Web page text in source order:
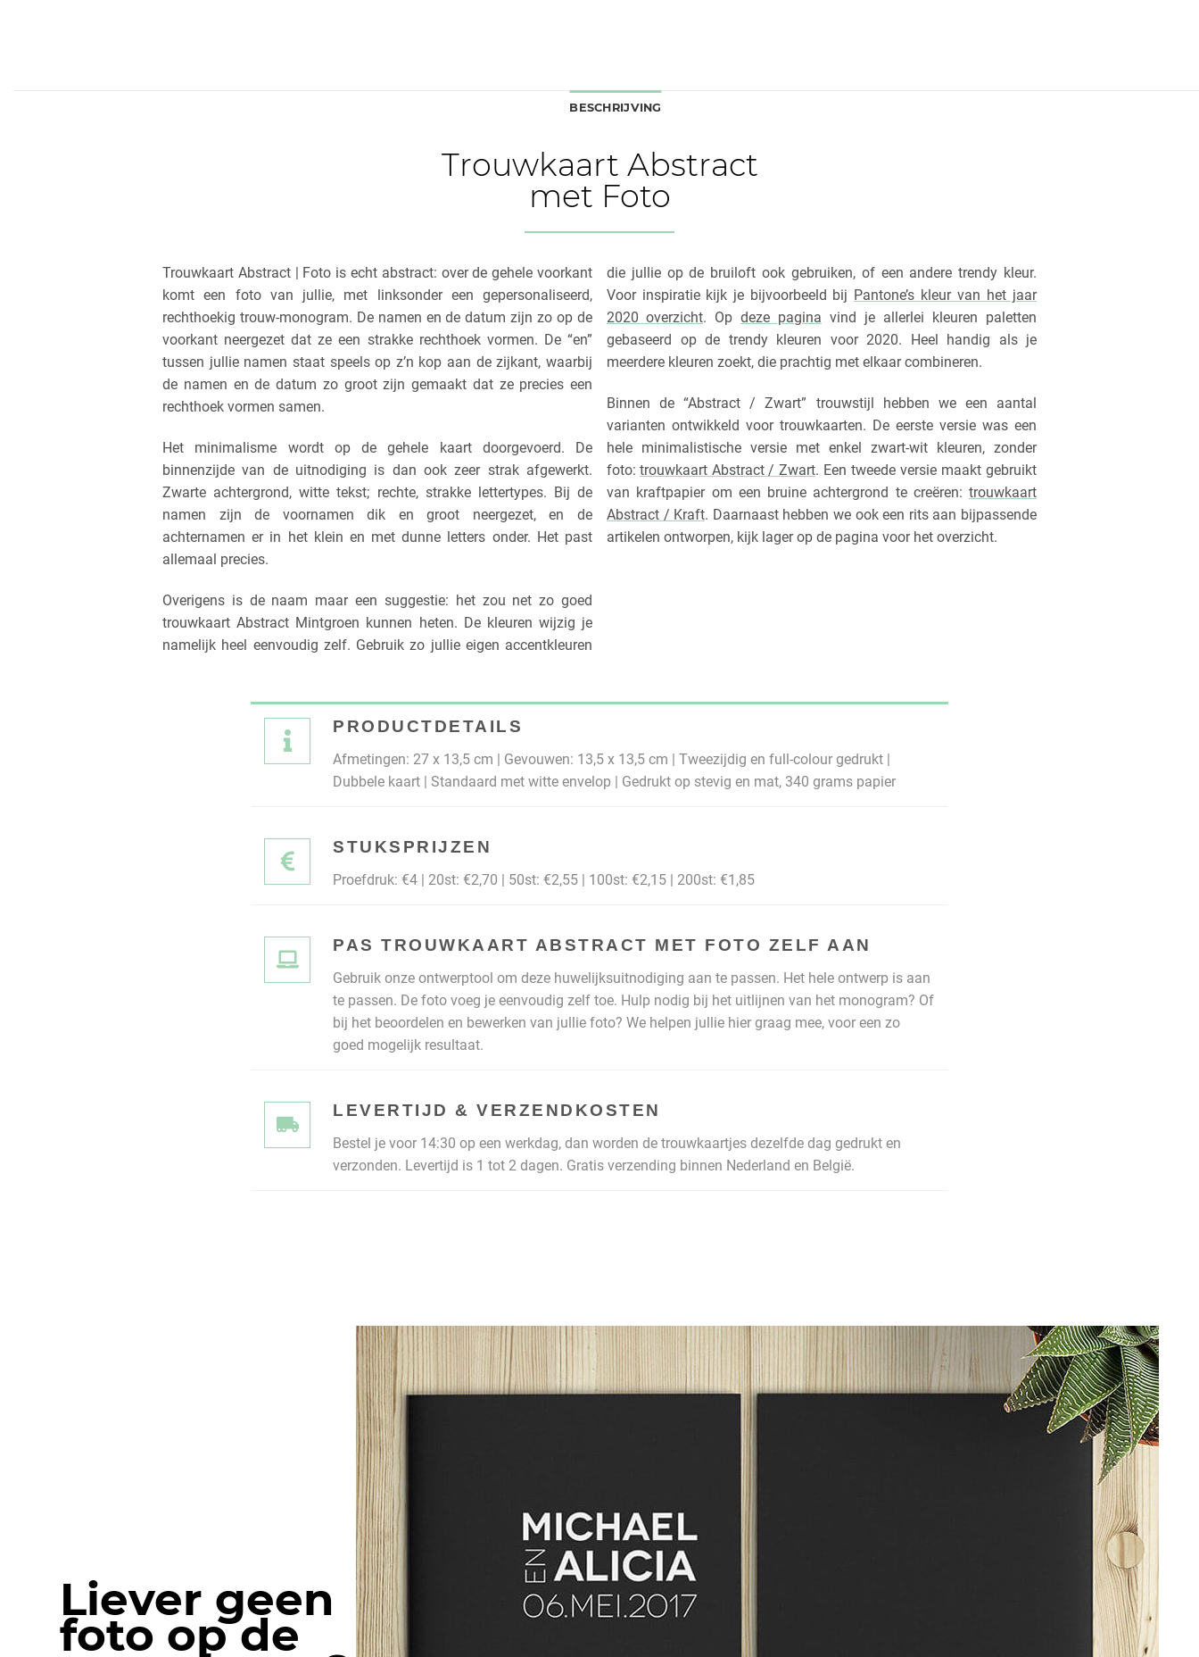
BESCHRIJVING
Trouwkaart Abstract
met Foto
Trouwkaart Abstract | Foto is echt abstract: over de gehele voorkant
komt een foto van jullie, met linksonder een gepersonaliseerd,
rechthoekig trouw-monogram. De namen en de datum zijn zo op de
voorkant neergezet dat ze een strakke rechthoek vormen. De “en”
tussen jullie namen staat speels op z’n kop aan de zijkant, waarbij
de namen en de datum zo groot zijn gemaakt dat ze precies een
rechthoek vormen samen.
Het minimalisme wordt op de gehele kaart doorgevoerd. De
binnenzijde van de uitnodiging is dan ook zeer strak afgewerkt.
Zwarte achtergrond, witte tekst; rechte, strakke lettertypes. Bij de
namen zijn de voornamen dik en groot neergezet, en de
achternamen er in het klein en met dunne letters onder. Het past
allemaal precies.
Overigens is de naam maar een suggestie: het zou net zo goed
trouwkaart Abstract Mintgroen kunnen heten. De kleuren wijzig je
namelijk heel eenvoudig zelf. Gebruik zo jullie eigen accentkleuren
die jullie op de bruiloft ook gebruiken, of een andere trendy kleur.
Voor inspiratie kijk je bijvoorbeeld bij Pantone’s kleur van het jaar
2020 overzicht. Op deze pagina vind je allerlei kleuren paletten
gebaseerd op de trendy kleuren voor 2020. Heel handig als je
meerdere kleuren zoekt, die prachtig met elkaar combineren.
Binnen de “Abstract / Zwart” trouwstijl hebben we een aantal
varianten ontwikkeld voor trouwkaarten. De eerste versie was een
hele minimalistische versie met enkel zwart-wit kleuren, zonder
foto: trouwkaart Abstract / Zwart. Een tweede versie maakt gebruikt
van kraftpapier om een bruine achtergrond te creëren: trouwkaart
Abstract / Kraft. Daarnaast hebben we ook een rits aan bijpassende
artikelen ontworpen, kijk lager op de pagina voor het overzicht.
PRODUCTDETAILS
Afmetingen: 27 x 13,5 cm | Gevouwen: 13,5 x 13,5 cm | Tweezijdig en full-colour gedrukt |
Dubbele kaart | Standaard met witte envelop | Gedrukt op stevig en mat, 340 grams papier
STUKSPRIJZEN
Proefdruk: €4 | 20st: €2,70 | 50st: €2,55 | 100st: €2,15 | 200st: €1,85
PAS TROUWKAART ABSTRACT MET FOTO ZELF AAN
Gebruik onze ontwerptool om deze huwelijksuitnodiging aan te passen. Het hele ontwerp is aan
te passen. De foto voeg je eenvoudig zelf toe. Hulp nodig bij het uitlijnen van het monogram? Of
bij het beoordelen en bewerken van jullie foto? We helpen jullie hier graag mee, voor een zo
goed mogelijk resultaat.
LEVERTIJD & VERZENDKOSTEN
Bestel je voor 14:30 op een werkdag, dan worden de trouwkaartjes dezelfde dag gedrukt en
verzonden. Levertijd is 1 tot 2 dagen. Gratis verzending binnen Nederland en België.
Liever geen
foto op de